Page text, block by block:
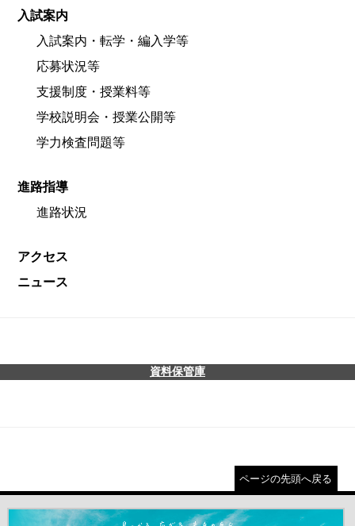
入試案内
入試案内・転学・編入学等
応募状況等
支援制度・授業料等
学校説明会・授業公開等
学力検査問題等
進路指導
進路状況
アクセス
ニュース
資料保管庫
ページの先頭へ戻る
＃だから都立高（別ウインドウが開きます）